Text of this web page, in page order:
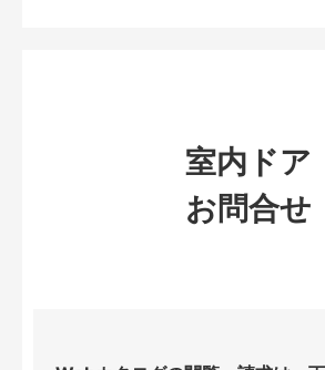
室内ドア
お問合せ